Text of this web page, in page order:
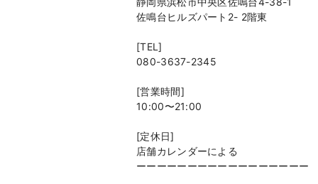
佐鳴台ヒルズパート2- 2階東
[TEL]
080-3637-2345
[営業時間]
10:00〜21:00
[定休日]
店舗カレンダーによる
ーーーーーーーーーーーーーーーーー